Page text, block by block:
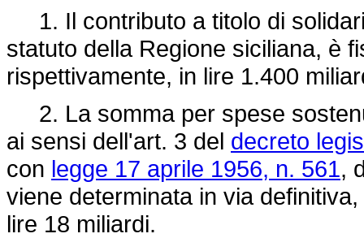
1. Il contributo a titolo di
statuto della Regione siciliana, è
rispettivamente, in lire 1.400
2. La somma per spese
ai sensi dell'art. 3 del decreto
con legge 17 aprile 1956, n. 561,
viene determinata in via
lire 18 miliardi.